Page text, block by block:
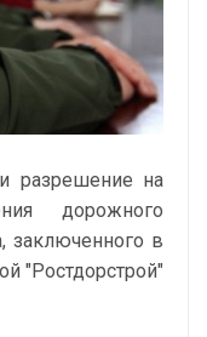
разрешение на
дорожного
заключенного в
"Ростдорстрой"